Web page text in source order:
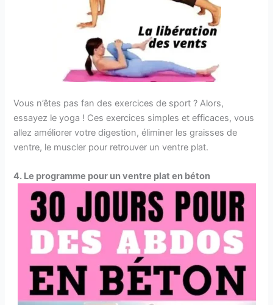
Vous n’êtes pas fan des exercices de sport ? Alors,
essayez le yoga ! Ces exercices simples et efficaces, vous
allez améliorer votre digestion, éliminer les graisses de
ventre, le muscler pour retrouver un ventre plat.
4. Le programme pour un ventre plat en béton